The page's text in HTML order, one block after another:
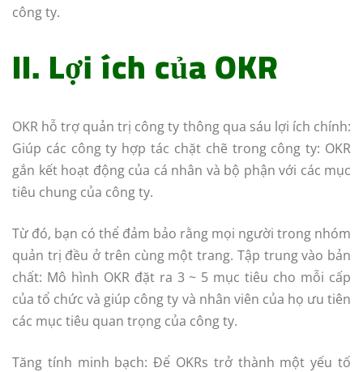
công ty.
II. Lợi ích của OKR
OKR hỗ trợ quản trị công ty thông qua sáu lợi ích chính:
Giúp các công ty hợp tác chặt chẽ trong công ty: OKR
gắn kết hoạt động của cá nhân và bộ phận với các mục
tiêu chung của công ty.
Từ đó, bạn có thể đảm bảo rằng mọi người trong nhóm
quản trị đều ở trên cùng một trang. Tập trung vào bản
chất: Mô hình OKR đặt ra 3 ~ 5 mục tiêu cho mỗi cấp
của tổ chức và giúp công ty và nhân viên của họ ưu tiên
các mục tiêu quan trọng của công ty.
Tăng tính minh bạch: Để OKRs trở thành một yếu tố